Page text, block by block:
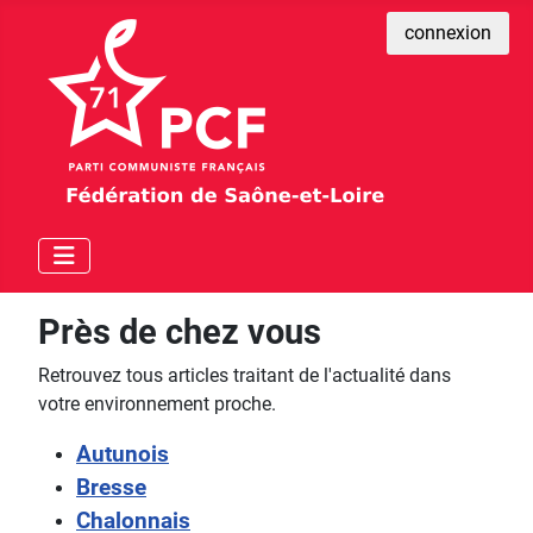
connexion
Près de chez vous
Retrouvez tous articles traitant de l'actualité dans
votre environnement proche.
Autunois
Bresse
Chalonnais